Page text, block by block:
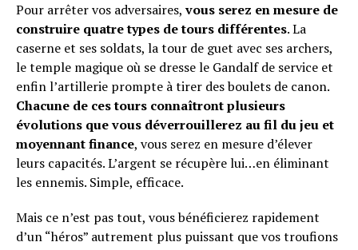
Pour arrêter vos adversaires,vous serez en mesure de
construire quatre types de tours différentes. La
caserne et ses soldats, la tour de guet avec ses archers,
le temple magique où se dresse le Gandalf de service et
enfin l’artillerie prompte à tirer des boulets de canon.
Chacune de ces tours connaîtront plusieurs
évolutions que vous déverrouillerez au fil du jeu et
moyennant finance, vous serez en mesure d’élever
leurs capacités. L’argent se récupère lui…en éliminant
les ennemis. Simple, efficace.
Mais ce n’est pas tout, vous bénéficierez rapidement
d’un “héros” autrement plus puissant que vos troufions